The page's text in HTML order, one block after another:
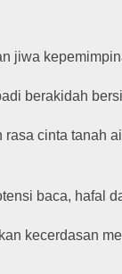
jiwa
berakidah
rasa cinta tanah
baca, hafal
kecerdasan